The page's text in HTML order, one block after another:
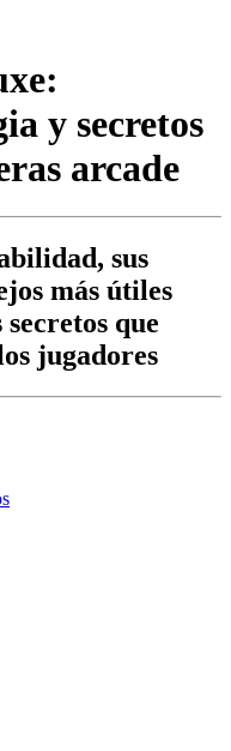
y secretos
arcade
sus
más útiles
que
jugadores